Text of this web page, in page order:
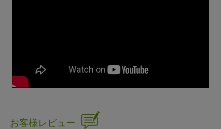
お客様レビュー